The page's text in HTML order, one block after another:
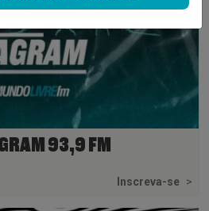
93,9 FM
Inscreva-se >